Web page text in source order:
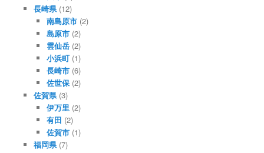
長崎県(12)
南島原市 (2)
島原市 (2)
雲仙岳 (2)
小浜町 (1)
長崎市 (6)
佐世保 (2)
佐賀県(3)
伊万里 (2)
有田 (2)
佐賀市 (1)
福岡県(7)